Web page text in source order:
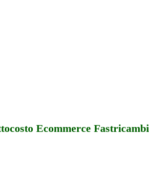
Ecommerce Fastricambi